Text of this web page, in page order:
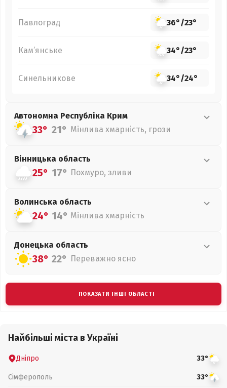
Павлоград 36°/23°
Кам’янське 34°/23°
Синельникове 34°/24°
Автономна Республіка Крим
33° 21° Мінлива хмарність, грози
Вінницька область
25° 17° Похмуро, зливи
Волинська область
24° 14° Мінлива хмарність
Донецька область
38° 22° Переважно ясно
ПОКАЗАТИ ІНШІ ОБЛАСТІ
Найбільші міста в Україні
Дніпро 33°
Сімферополь 33°